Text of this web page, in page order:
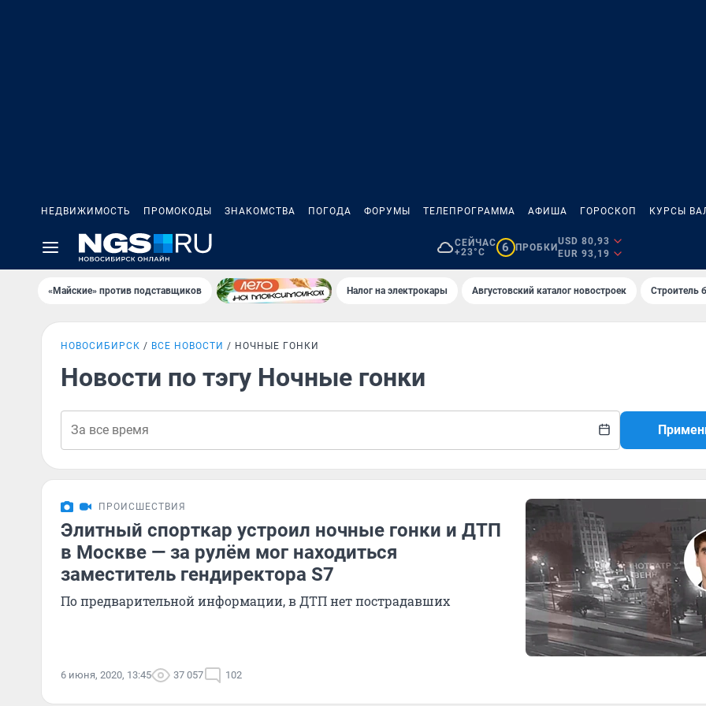
НЕДВИЖИМОСТЬ ПРОМОКОДЫ ЗНАКОМСТВА ПОГОДА ФОРУМЫ ТЕЛЕПРОГРАММА АФИША ГОРОСКОП КУРСЫ
СЕЙЧАС
+23°C
6 ПРОБКИ
USD 80,93
EUR 93,19
«Майские» против подставщиков Налог на электрокары Августовский каталог новостроек Строитель
НОВОСИБИРСК ВСЕ НОВОСТИ НОЧНЫЕ ГОНКИ
Новости по тэгу Ночные гонки
ПРОИСШЕСТВИЯ
Элитный спорткар устроил ночные гонки и ДТП
в Москве — за рулём мог находиться
заместитель гендиректора S7
По предварительной информации, в ДТП нет пострадавших
6 июня, 2020, 13:45 37 057 102